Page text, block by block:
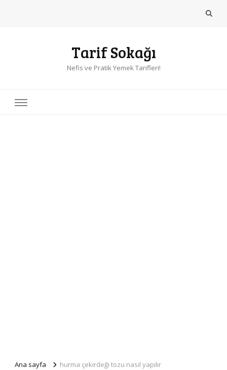
Tarif Sokağı
Nefis ve Pratik Yemek Tarifleri!
Ana sayfa hurma çekirdeği tozu nasıl yapılır